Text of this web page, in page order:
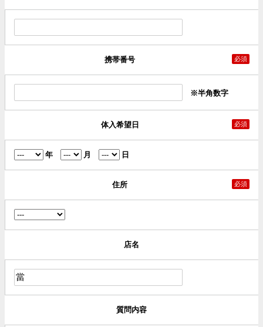
携帯番号 必須
※半角数字
体入希望日 必須
年 月 日
住所 必須
店名
質問内容